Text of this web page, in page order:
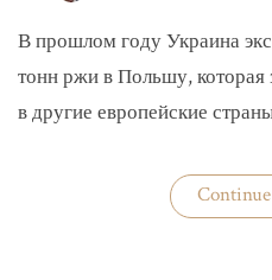
В прошлом году Украина
тонн ржи в Польшу, которая
в другие европейские